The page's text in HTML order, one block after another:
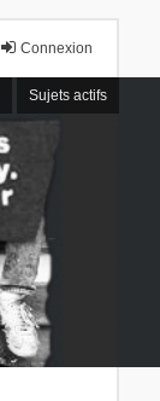
Connexion
Sujets actifs